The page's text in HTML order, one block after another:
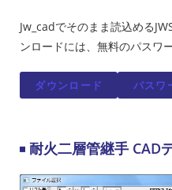
Jw_cadでそのまま読込める
ンロードには、無料のパスワ
ダウンロード パスワ
耐火二層管継手 CAD